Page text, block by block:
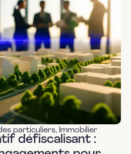
particuliers, Immobilier
défiscalisant :